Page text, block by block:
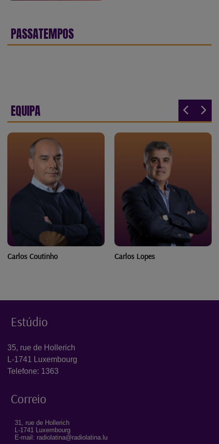
PASSATEMPOS
EQUIPA
Carlos Coutinho Carlos Lopes
Estúdio
35, rue de Hollerich
L-1741 Luxembourg
Telefone: 1363
Correio
31, rue de Hollerich
L-1741 Luxembourg
E-mail: radiolatina@radiolatina.lu